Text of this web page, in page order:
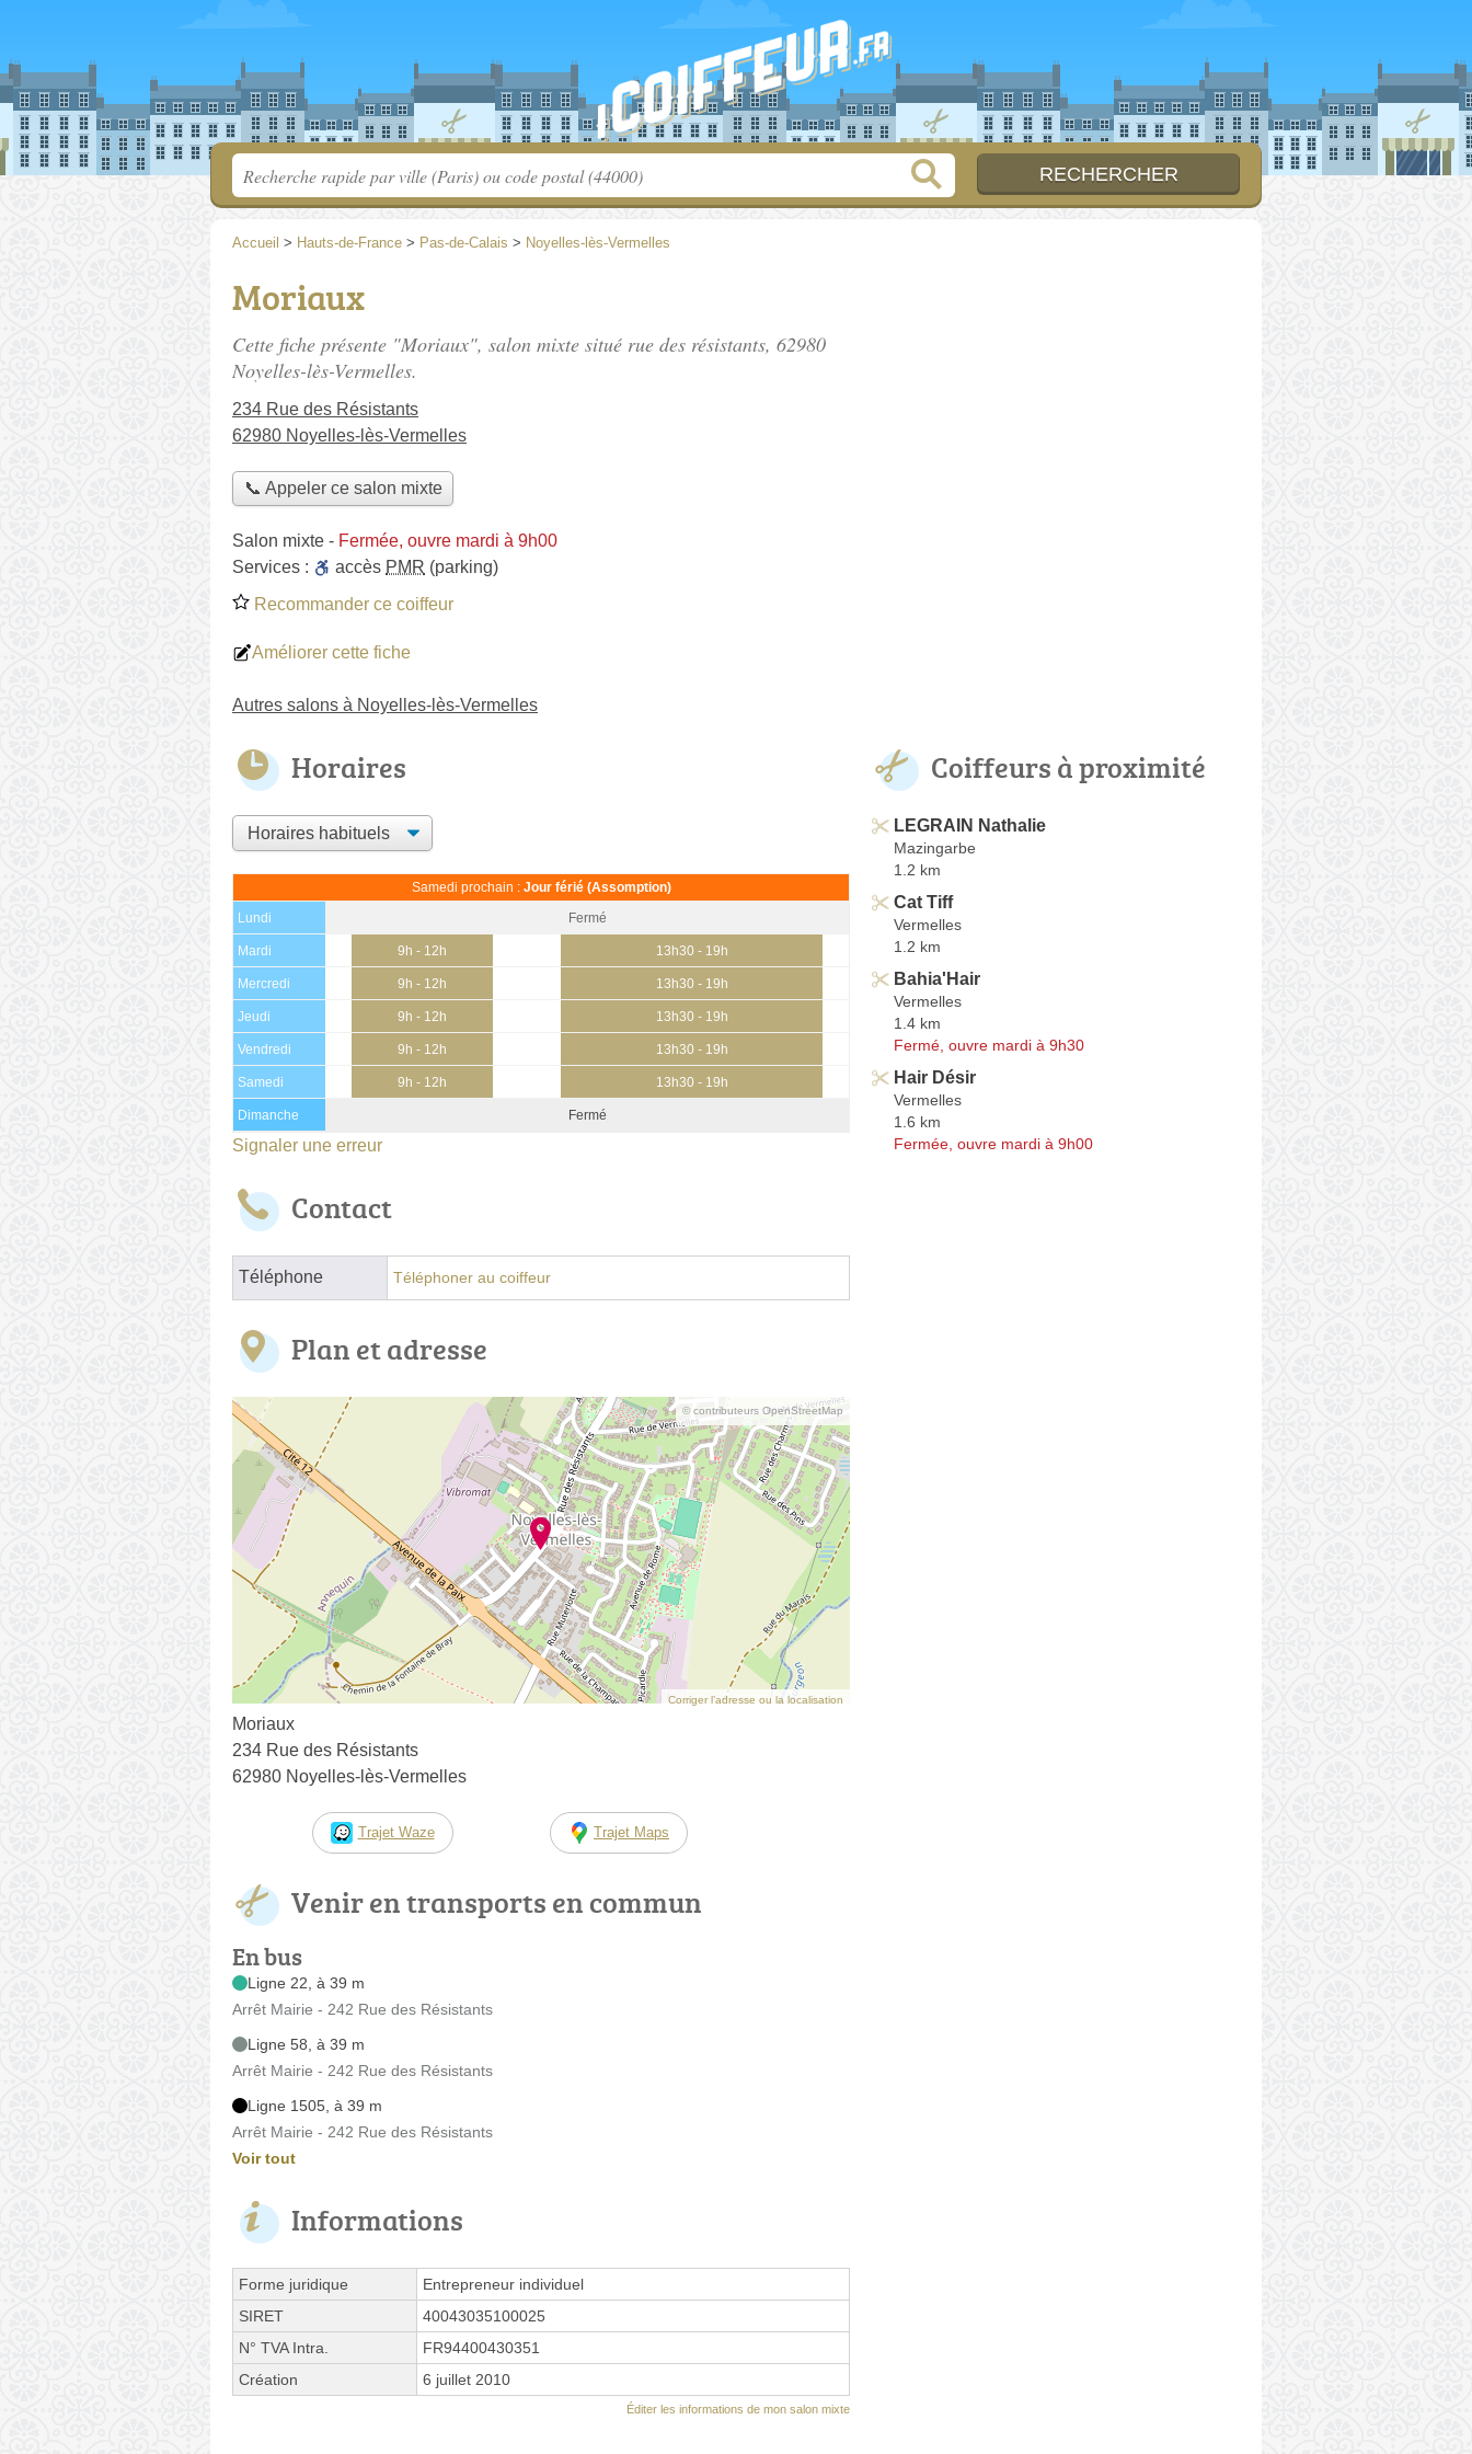
Accueil > Hauts-de-France > Pas-de-Calais > Noyelles-lès-Vermelles
Moriaux
Cette fiche présente "Moriaux", salon mixte situé rue des résistants, 62980
Noyelles-lès-Vermelles.
234 Rue des Résistants
62980 Noyelles-lès-Vermelles
📞 Appeler ce salon mixte
Salon mixte - Fermée, ouvre mardi à 9h00
Services :
accès PMR (parking)
Recommander ce coiffeur
Améliorer cette fiche
Autres salons à Noyelles-lès-Vermelles
Horaires
Samedi prochain : Jour férié (Assomption)
Lundi Fermé
Mardi 9h - 12h 13h30 - 19h
Mercredi 9h - 12h 13h30 - 19h
Jeudi 9h - 12h 13h30 - 19h
Vendredi 9h - 12h 13h30 - 19h
Samedi 9h - 12h 13h30 - 19h
Dimanche Fermé
Signaler une erreur
Contact
Téléphone Téléphoner au coiffeur
Plan et adresse
© contributeurs OpenStreetMap
Corriger l’adresse ou la localisation
Moriaux
234 Rue des Résistants
62980 Noyelles-lès-Vermelles
Trajet Waze Trajet Maps
Venir en transports en commun
En bus
Ligne 22, à 39 m
Arrêt Mairie - 242 Rue des Résistants
Ligne 58, à 39 m
Arrêt Mairie - 242 Rue des Résistants
Ligne 1505, à 39 m
Arrêt Mairie - 242 Rue des Résistants
Voir tout
Informations
Forme juridique
Entrepreneur individuel
SIRET
40043035100025
N° TVA Intra.
FR94400430351
Création
6 juillet 2010
Éditer les informations de mon salon mixte
Coiffeurs à proximité
LEGRAIN Nathalie
Mazingarbe
1.2 km
Cat Tiff
Vermelles
1.2 km
Bahia'Hair
Vermelles
1.4 km
Fermé, ouvre mardi à 9h30
Hair Désir
Vermelles
1.6 km
Fermée, ouvre mardi à 9h00